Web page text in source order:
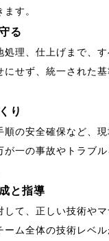
す。
る
処理、仕上げまで、
にせず、統一された
り
順の安全確保など、
が一の事故やトラブ
と指導
して、正しい技術やマ
ーム全体の技術レベ